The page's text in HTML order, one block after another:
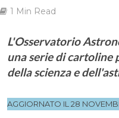
1 Min Read
L'Osservatorio
una serie di cartoline
della scienza e
AGGIORNATO IL 28